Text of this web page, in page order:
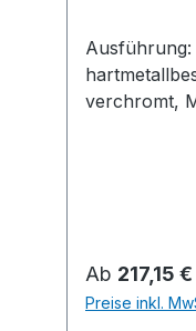
Ausführung: Messfläche
verchromt,
Regulärer
Ab 217,15 €
Preise inkl.